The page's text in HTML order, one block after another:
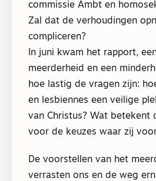
commissie Ambt en
Zal dat de verhoudingen
compliceren?
In juni kwam het rapport,
meerderheid en een
hoe lastig de vragen zijn:
en lesbiennes een veilige
van Christus? Wat betekent
voor de keuzes waar zij
De voorstellen van het
verrasten ons en de weg